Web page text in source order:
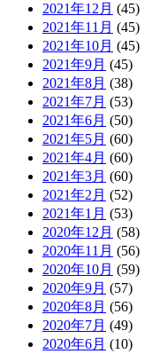
2021年12月 (45)
2021年11月 (45)
2021年10月 (45)
2021年9月 (45)
2021年8月 (38)
2021年7月 (53)
2021年6月 (50)
2021年5月 (60)
2021年4月 (60)
2021年3月 (60)
2021年2月 (52)
2021年1月 (53)
2020年12月 (58)
2020年11月 (56)
2020年10月 (59)
2020年9月 (57)
2020年8月 (56)
2020年7月 (49)
2020年6月 (10)